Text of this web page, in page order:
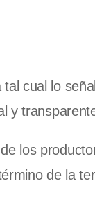
cual lo
y
los
de la